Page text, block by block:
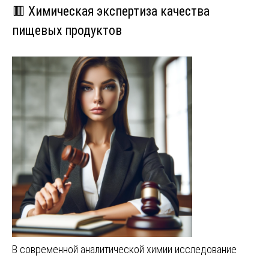
🟥 Химическая экспертиза качества
пищевых продуктов
В современной аналитической химии исследование